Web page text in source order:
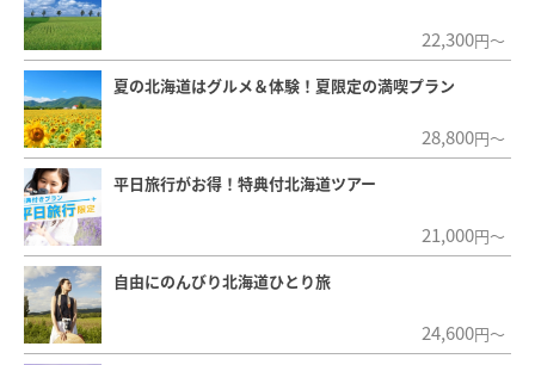
22,300円～
夏の北海道はグルメ＆体験！夏限定の満喫プラン
28,800円～
平日旅行がお得！特典付北海道ツアー
21,000円～
自由にのんびり北海道ひとり旅
24,600円～